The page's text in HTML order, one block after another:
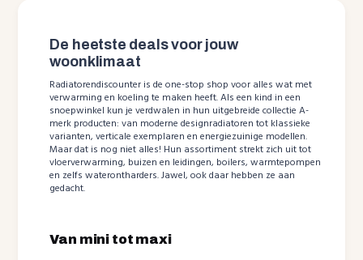
De heetste deals voor jouw
woonklimaat
Radiatorendiscounter is de one-stop shop voor alles wat met
verwarming en koeling te maken heeft. Als een kind in een
snoepwinkel kun je verdwalen in hun uitgebreide collectie A-
merk producten: van moderne designradiatoren tot klassieke
varianten, verticale exemplaren en energiezuinige modellen.
Maar dat is nog niet alles! Hun assortiment strekt zich uit tot
vloerverwarming, buizen en leidingen, boilers, warmtepompen
en zelfs waterontharders. Jawel, ook daar hebben ze aan
gedacht.
Van mini tot maxi